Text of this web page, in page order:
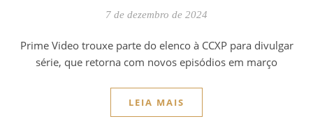
7 de dezembro de 2024
Prime Video trouxe parte do elenco à CCXP para divulgar
série, que retorna com novos episódios em março
LEIA MAIS